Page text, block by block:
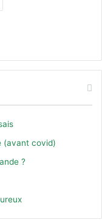
(avant covid)
?